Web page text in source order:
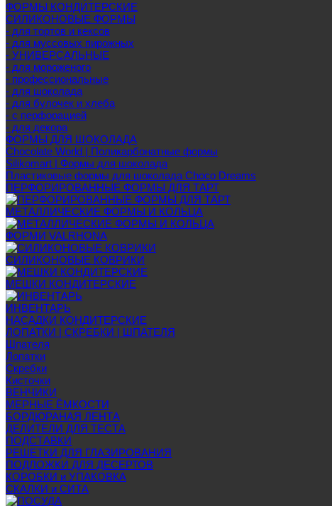
ФОРМЫ КОНДИТЕРСКИЕ
СИЛИКОНОВЫЕ ФОРМЫ
- для тортов и кексов
- для муссовых пирожных
- УНИВЕРСАЛЬНЫЕ
- для мороженого
- профессиональные
- для шоколада
- для булочек и хлеба
- с перфорацией
- для декора
ФОРМЫ ДЛЯ ШОКОЛАДА
Chocolate World | Поликарбонатные формы
Silikomart | Формы для шоколада
Пластиковые формы для шоколада Choco Dreams
ПЕРФОРИРОВАННЫЕ ФОРМЫ ДЛЯ ТАРТ
МЕТАЛЛИЧЕСКИЕ ФОРМЫ И КОЛЬЦА
ФОРМИ VALRHONA
СИЛИКОНОВЫЕ КОВРИКИ
МЕШКИ КОНДИТЕРСКИЕ
ИНВЕНТАРЬ
НАСАДКИ КОНДИТЕРСКИЕ
ЛОПАТКИ | СКРЕБКИ | ШПАТЕЛЯ
Шпателя
Лопатки
Скребки
Кисточки
ВЕНЧИКИ
МЕРНЫЕ ЁМКОСТИ
БОРДЮРАНАЯ ЛЕНТА
ДЕЛИТЕЛИ ДЛЯ ТЕСТА
ПОДСТАВКИ
РЕШЕТКИ ДЛЯ ГЛАЗИРОВАНИЯ
ПОДЛОЖКИ ДЛЯ ДЕСЕРТОВ
КОРОБКИ и УПАКОВКА
СКАЛКИ и СИТА